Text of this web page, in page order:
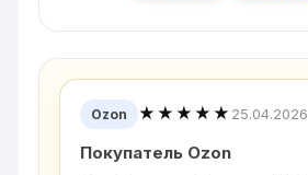
Ozon ★★★★★ 25.04.2026
Покупатель Ozon